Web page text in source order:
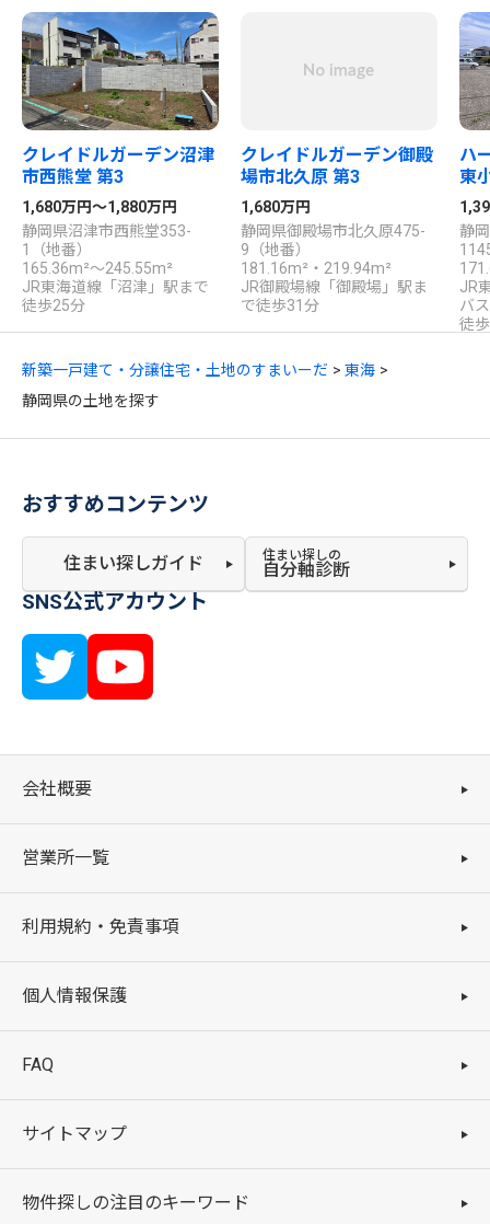
新築一戸建て・分譲住宅・土地のすまいーだ
東海
静岡県の土地を探す
クレイドルガーデン沼津
市西熊堂 第3
1,680万円～1,880万円
静岡県沼津市西熊堂353-
1（地番）
165.36m²～245.55m²
JR東海道線「沼津」駅まで
徒歩25分
クレイドルガーデン御殿
場市北久原 第3
1,680万円
静岡県御殿場市北久原475-
9（地番）
181.16m²・219.94m²
JR御殿場線「御殿場」駅ま
で徒歩31分
ハ
東
静
JR
バ
徒
おすすめコンテンツ
住まい探しガイド 住まい探しの
自分軸診断
SNS公式アカウント
会社概要
営業所一覧
利用規約・免責事項
個人情報保護
FAQ
サイトマップ
物件探しの注目のキーワード